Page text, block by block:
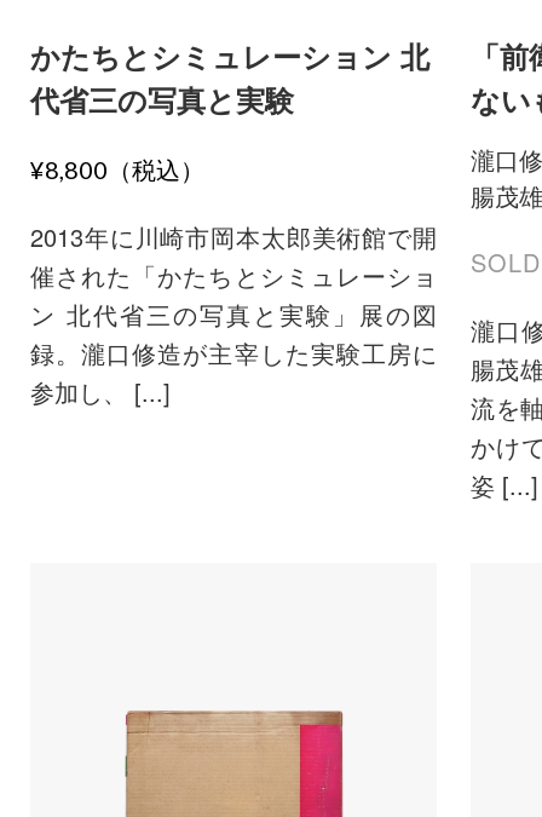
かたちとシミュレーション 北
代省三の写真と実験
¥8,800（税込）
2013年に川崎市岡本太郎美術館で開
催された「かたちとシミュレーショ
ン 北代省三の写真と実験」展の図
録。瀧口修造が主宰した実験工房に
参加し、 [...]
「
ない
瀧口
腸茂雄
瀧口
腸茂
流を
かけ
姿 [...]